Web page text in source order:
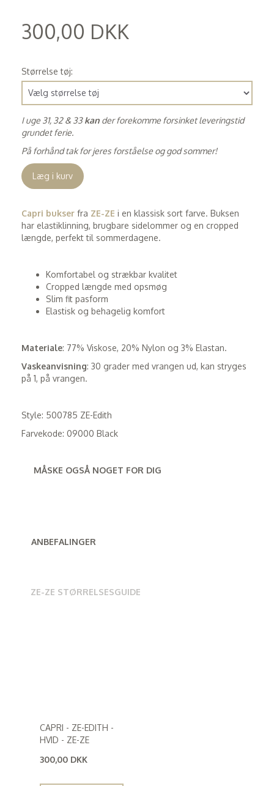
300,00 DKK
Størrelse tøj:
I uge 31, 32 & 33kan der forekomme forsinket leveringstid
grundet ferie.
På forhånd tak for jeres forståelse og god sommer!
Læg i kurv
Capri bukser fra ZE-ZE i en klassisk sort farve. Buksen
har elastiklinning, brugbare sidelommer og en cropped
længde, perfekt til sommerdagene.
Komfortabel og strækbar kvalitet
Cropped længde med opsmøg
Slim fit pasform
Elastisk og behagelig komfort
Materiale: 77% Viskose, 20% Nylon og 3% Elastan.
Vaskeanvisning: 30 grader med vrangen ud, kan stryges
på 1, på vrangen.
Style: 500785 ZE-Edith
Farvekode: 09000 Black
MÅSKE OGSÅ NOGET FOR DIG
ANBEFALINGER
ZE-ZE STØRRELSESGUIDE
CAPRI - ZE-EDITH -
HVID - ZE-ZE
300,00 DKK